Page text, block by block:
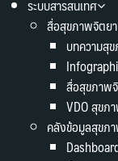
ระบบสารสนเทศ
สื่อสุขภาพจิตย
บทความสุ
สื่อสุขภาพ
VDO สุขภ
คลังข้อมูลสุขภ